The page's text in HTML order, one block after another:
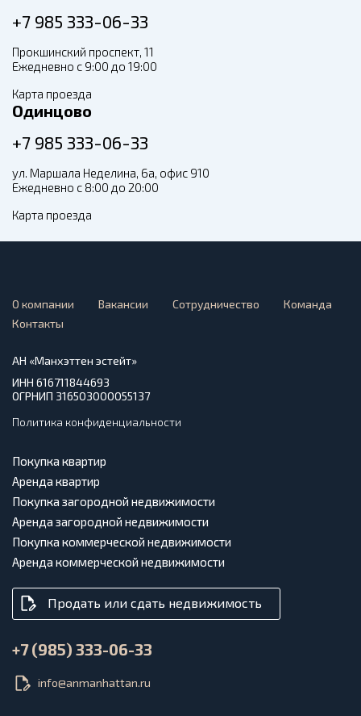
+7 985 333-06-33
Прокшинский проспект, 11
Ежедневно с 9:00 до 19:00
Карта проезда
Одинцово
+7 985 333-06-33
ул. Маршала Неделина, 6а, офис 910
Ежедневно с 8:00 до 20:00
Карта проезда
О компании Вакансии Сотрудничество
Команда
Контакты
АН «Манхэттен эстейт»
ИНН 616711844693
ОГРНИП 316503000055137
Политика конфиденциальности
Покупка квартир
Аренда квартир
Покупка загородной недвижимости
Аренда загородной недвижимости
Покупка коммерческой недвижимости
Аренда коммерческой недвижимости
Продать или сдать недвижимость
+7 (985) 333-06-33
info@anmanhattan.ru